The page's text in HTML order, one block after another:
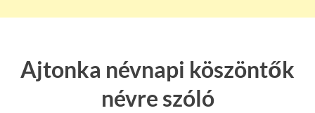
Ajtonka névnapi köszöntők
névre szóló